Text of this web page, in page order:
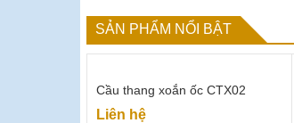
SẢN PHẨM NỔI BẬT
Cầu thang xoắn ốc CTX02
Liên hệ